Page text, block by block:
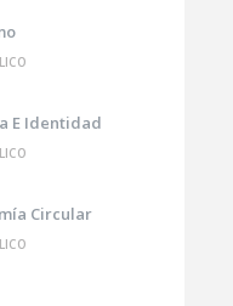
E Identidad
Circular